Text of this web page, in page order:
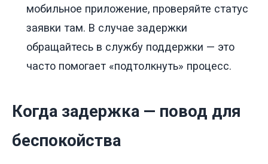
мобильное приложение, проверяйте статус
заявки там. В случае задержки
обращайтесь в службу поддержки — это
часто помогает «подтолкнуть» процесс.
Когда задержка — повод для
беспокойства